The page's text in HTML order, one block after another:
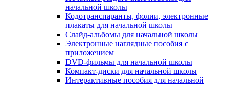
начальной школы
Кодотранспаранты, фолии, электронные
плакаты для начальной школы
Слайд-альбомы для начальной школы
Электронные наглядные пособия с
приложением
DVD-фильмы для начальной школы
Компакт-диски для начальной школы
Интерактивные пособия для начальной